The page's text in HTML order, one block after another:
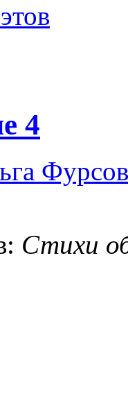
4
Стихи